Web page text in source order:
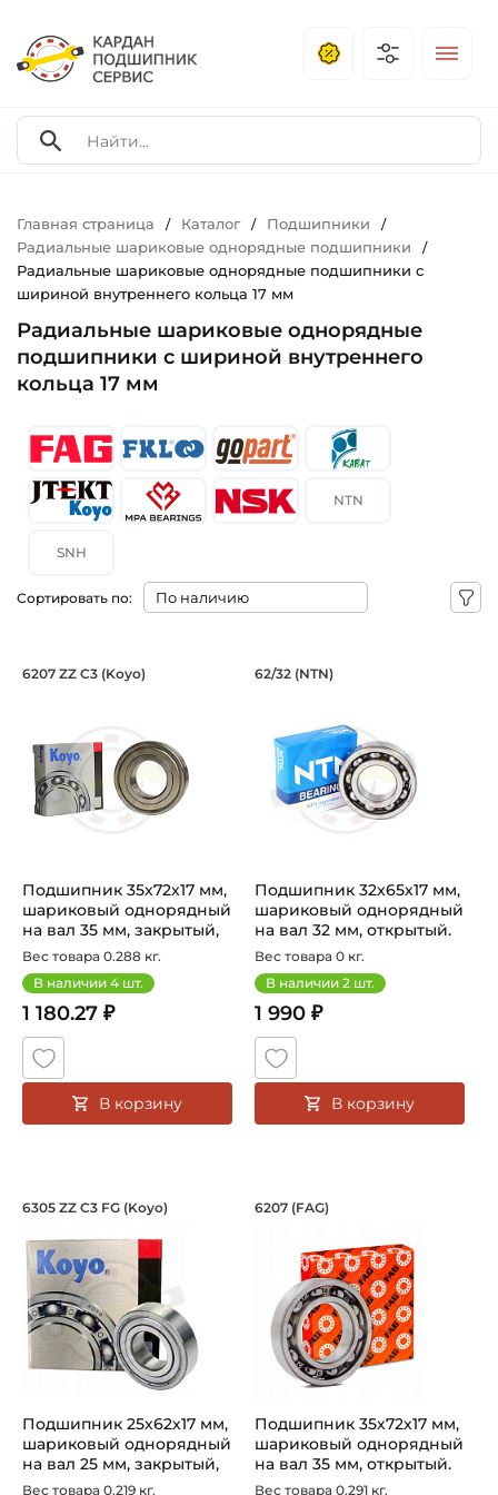
Главная страница / Каталог / Подшипники /
Радиальные шариковые однорядные подшипники /
Радиальные шариковые однорядные подшипники с
шириной внутреннего кольца 17 мм
Радиальные шариковые однорядные
подшипники с шириной внутреннего
кольца 17 мм
NTN
SNH
Сортировать по:
Подшипник 35х72х17 мм, шариковый
6207 ZZ C3 (Koyo)
Подшипник 35х72х17 мм,
шариковый однорядный
на вал 35 мм, закрытый,
уве...
Вес товара 0.288 кг.
В наличии 4 шт.
1 180.27 ₽
В корзину
Подшипник
62/32 (NTN)
Подшипник 32х65х17 мм,
шариковый однорядный
на вал 32 мм, открытый.
Арт...
Вес товара 0 кг.
В наличии 2 шт.
1 990 ₽
В корзину
Подшипник 25х62х17 мм, шариковый
6305 ZZ C3 FG (Koyo)
Подшипник 25х62х17 мм,
шариковый однорядный
на вал 25 мм, закрытый,
уве...
Вес товара 0.219 кг.
Подшипник
6207 (FAG)
Подшипник 35х72х17 мм,
шариковый однорядный
на вал 35 мм, открытый.
Арт...
Вес товара 0.291 кг.